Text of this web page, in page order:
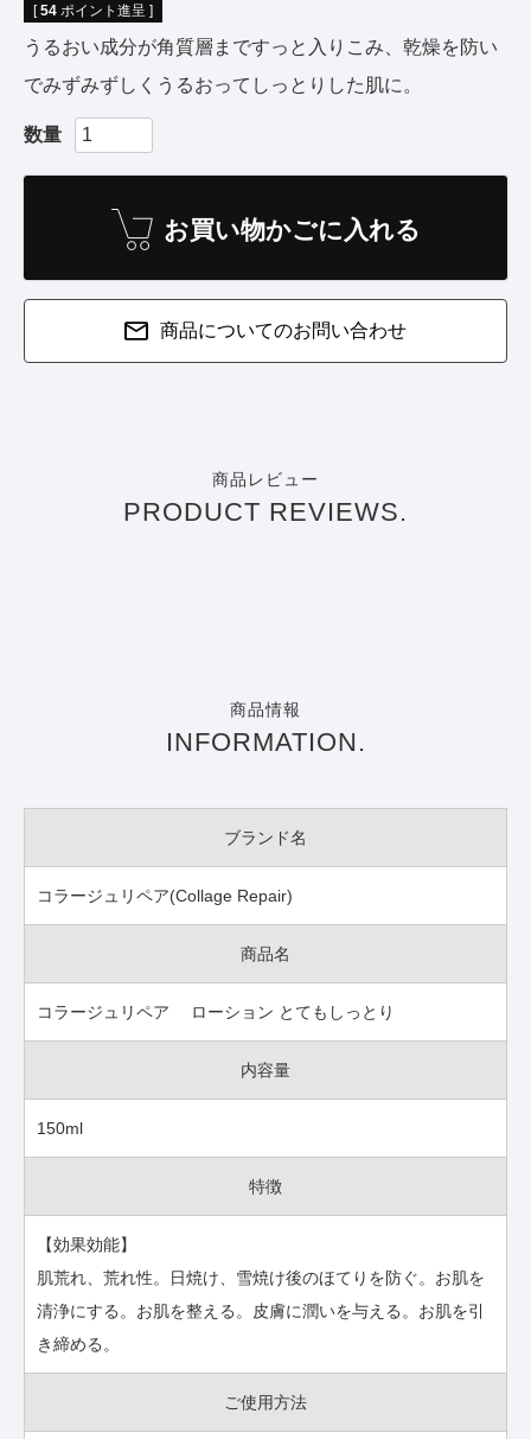
[ 54 ポイント進呈 ]
うるおい成分が角質層まですっと入りこみ、乾燥を防い
でみずみずしくうるおってしっとりした肌に。
お買い物かごに入れる
商品についてのお問い合わせ
商品レビュー
PRODUCT REVIEWS.
商品情報
INFORMATION.
ブランド名
コラージュリペア(Collage Repair)
商品名
コラージュリペア ローション とてもしっとり
内容量
150ml
特徴
【効果効能】
肌荒れ、荒れ性。日焼け、雪焼け後のほてりを防ぐ。お肌を
清浄にする。お肌を整える。皮膚に潤いを与える。お肌を引
き締める。
ご使用方法